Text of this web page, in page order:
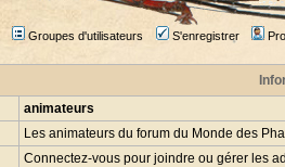
Groupes d'utilisateurs S'enregistrer
animateurs
Les animateurs du forum du Monde des
Connectez-vous pour joindre ou gérer les